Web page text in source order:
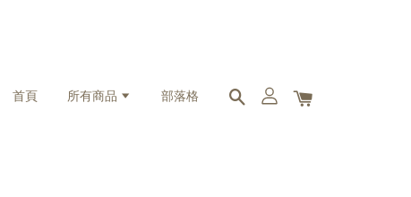
首頁 所有商品 部落格